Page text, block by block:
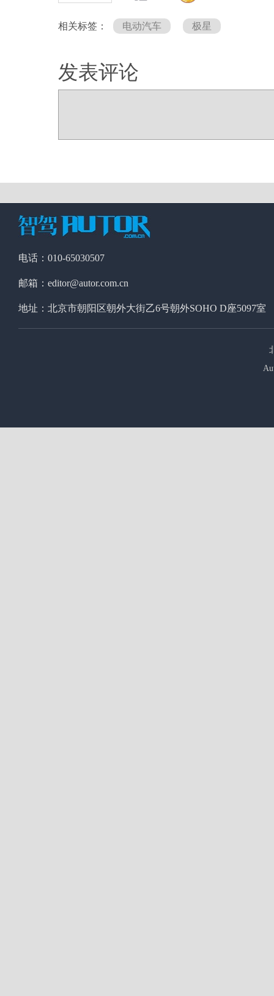
相关标签： 电动汽车 极星
发表评论
电话：010-65030507
邮箱：editor@autor.com.cn
地址：北京市朝阳区朝外大街乙6号朝外SOHO D座5097室